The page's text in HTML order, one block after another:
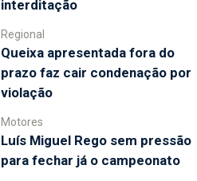
interditação
Regional
Queixa apresentada fora do
prazo faz cair condenação por
violação
Motores
Luís Miguel Rego sem pressão
para fechar já o campeonato